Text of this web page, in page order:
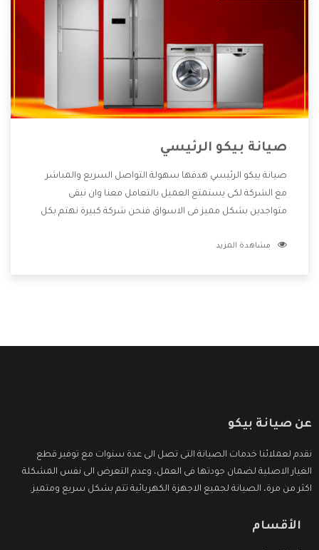
صيانة بيكو الرئيسي
صيانة بيكو الرئيسي هدفها سهولة التواصل السريع والمباشر
مع الشركة لكى يستمتع العميل بالتعامل معنا وان نبقى
متواجدين بشكل مميز فى الاسواق فنحن شركة كبيرة نهتم بكل
الشركة بها والتى تكون منها خدمة الصيانة التى تكون من أهم
مشاهدة المزيد
عن صيانة بيكو
نقدم لعملائنا خدمات الصيانة التى تصل الى عدة سنوات مع توفير قطع
الغيار الاصلية لضمان جودتها فى العمل، وعدم التعرض الى نفس المشكلة
اكثر من مرة، الصيانة لجميع الاجهزة الكهربائية تتم بشكل سريع ومتميز.
الأقسام